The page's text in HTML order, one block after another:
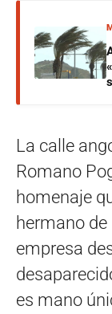
La calle
Romano
homenaje
hermano
empresa
es mano